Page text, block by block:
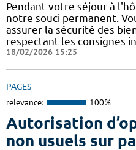
Pendant votre séjour à
notre souci permanent.
assurer la sécurité des
respectant les consignes
18/02/2026 15:25
PAGES
relevance: 100%
Autorisation
non usuels sur